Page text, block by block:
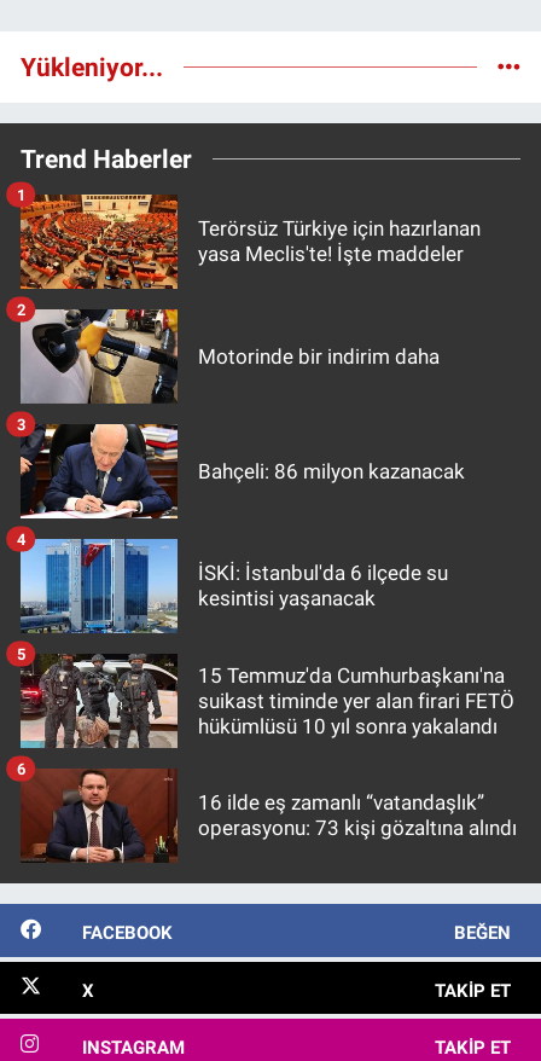
Yükleniyor...
Trend Haberler
Terörsüz Türkiye için hazırlanan
yasa Meclis'te! İşte maddeler
1
Motorinde bir indirim daha
2
Bahçeli: 86 milyon kazanacak
3
İSKİ: İstanbul'da 6 ilçede su
kesintisi yaşanacak
4
15 Temmuz'da Cumhurbaşkanı'na
suikast timinde yer alan firari FETÖ
hükümlüsü 10 yıl sonra yakalandı
5
16 ilde eş zamanlı “vatandaşlık”
operasyonu: 73 kişi gözaltına alındı
6
FACEBOOK BEĞEN
X TAKIP ET
INSTAGRAM TAKIP ET